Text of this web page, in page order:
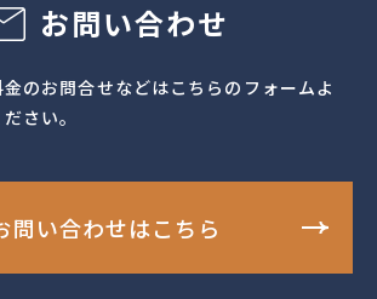
お問い合わせ
のお問合せなどはこちらのフォームよ
さい。
問い合わせはこちら